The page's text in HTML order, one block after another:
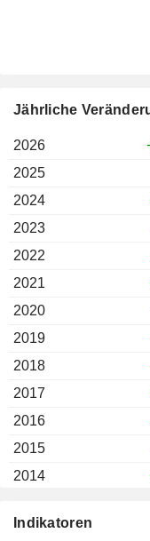
Indikatoren
Jährliche
2026
2025
2024
2023
2022
2021
2020
2019
2018
2017
2016
2015
2014
2012